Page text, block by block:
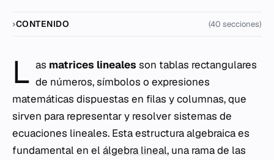
CONTENIDO (40 secciones)
L as matrices lineales son tablas rectangulares
de números, símbolos o expresiones
matemáticas dispuestas en filas y columnas, que
sirven para representar y resolver sistemas de
ecuaciones lineales. Esta estructura algebraica es
fundamental en elálgebra lineal, una rama de las